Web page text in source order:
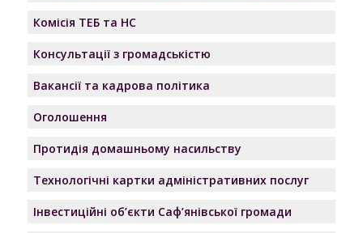
Комісія ТЕБ та НС
Консультації з громадськістю
Вакансії та кадрова політика
Оголошення
Протидія домашньому насильству
Технологічні картки адміністративних послуг
Інвестиційні об’єкти Саф’янівської громади